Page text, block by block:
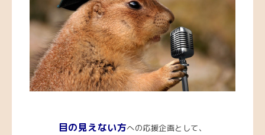
目の見えない方への応援企画として、